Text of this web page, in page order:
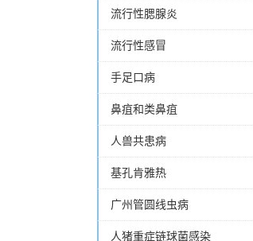
流行性腮腺炎
流行性感冒
手足口病
鼻疽和类鼻疽
人兽共患病
基孔肯雅热
广州管圆线虫病
人猪重症链球菌感染